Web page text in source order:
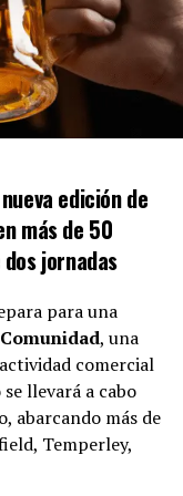
de
«Al llamar al
a pesar de ello, no
de la aplicación
asignada
A pesar de las
en la propiedad
no han
edición de
más de 50
jornadas
para una
, una
comercial
llevará a cabo
abarcando más de
Temperley,